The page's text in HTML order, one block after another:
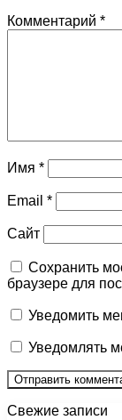
Комментарий *
Имя *
Email *
Сайт
Сохранить
браузере для
Уведомить
Уведомлять
Свежие записи